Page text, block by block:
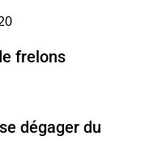
frelons
dégager du